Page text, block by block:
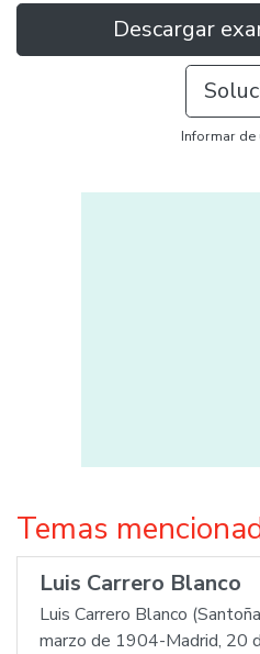
Descargar
Informar
Temas
Luis Carrero Blanco
Luis Carrero Blanco
marzo de 1904-Madrid, 20